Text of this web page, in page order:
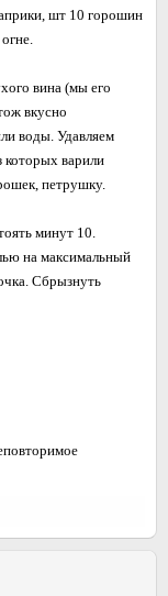
шт 10 горошин
вина (мы его
вкусно
воды. Удавляем
которых варили
петрушку.
минут 10.
на максимальный
Сбрызнуть